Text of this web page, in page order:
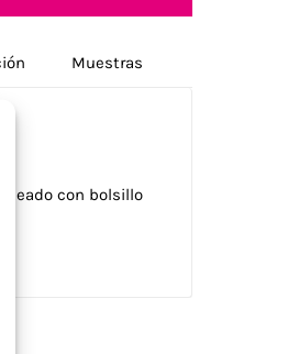
Muestras
con bolsillo